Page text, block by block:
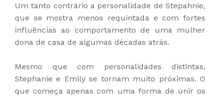
Um tanto contrário a personalidade de Stepahnie,
que se mostra menos requintada e com fortes
influências ao comportamento de uma mulher
dona de casa de algumas décadas atrás.
Mesmo que com personalidades distintas,
Stephanie e Emily se tornam muito próximas. O
que começa apenas com uma forma de unir os